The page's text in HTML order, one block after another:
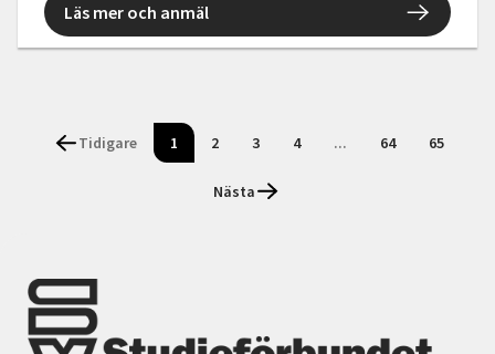
Läs mer och anmäl
Tidigare 1 2 3 4 ... 64 65
Nästa